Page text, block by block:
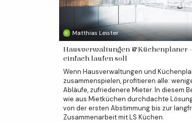
Matthias Leister
Hausverwaltungen & Küchenplaner
einfach laufen soll
Wenn Hausverwaltungen und
zusammenspielen, profitieren alle:
Abläufe, zufriedenere Mieter. In diesem
wie aus Mietküchen durchdachte
von der ersten Abstimmung bis zur
Zusammenarbeit mit LS Küchen.